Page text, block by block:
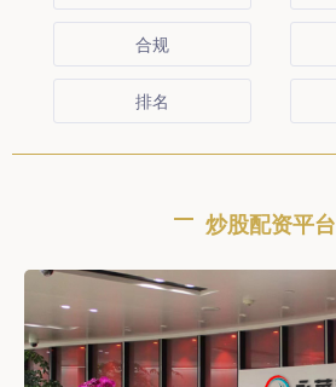
合规
排名
炒股配资平台